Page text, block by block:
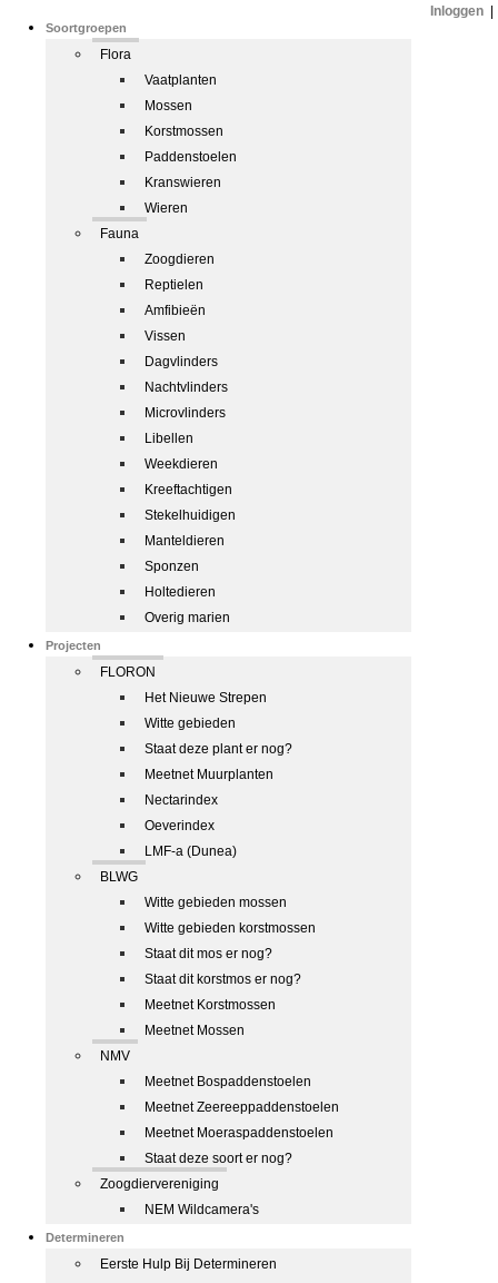
Soortgroepen
Flora
Vaatplanten
Mossen
Korstmossen
Paddenstoelen
Kranswieren
Wieren
Fauna
Zoogdieren
Reptielen
Amfibieën
Vissen
Dagvlinders
Nachtvlinders
Microvlinders
Libellen
Weekdieren
Kreeftachtigen
Stekelhuidigen
Manteldieren
Sponzen
Holtedieren
Overig marien
Projecten
FLORON
Het Nieuwe Strepen
Witte gebieden
Staat deze plant er nog?
Meetnet Muurplanten
Nectarindex
Oeverindex
LMF-a (Dunea)
BLWG
Witte gebieden mossen
Witte gebieden korstmossen
Staat dit mos er nog?
Staat dit korstmos er nog?
Meetnet Korstmossen
Meetnet Mossen
NMV
Meetnet Bospaddenstoelen
Meetnet Zeereeppaddenstoelen
Meetnet Moeraspaddenstoelen
Staat deze soort er nog?
Zoogdiervereniging
NEM Wildcamera's
Determineren
Eerste Hulp Bij Determineren
Inloggen